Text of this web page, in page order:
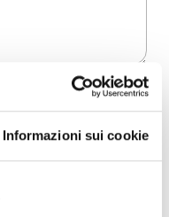
Informazioni sui cookie